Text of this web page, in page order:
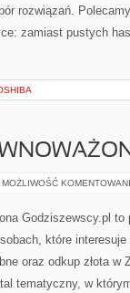
rozwiązań.
zamiast pustych
MOŻLIWOŚĆ
Godziszewscy.pl
które
oraz odkup złota w
tematyczny, w